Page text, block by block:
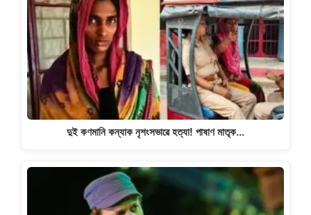
দুই কণমানি কন্যাক নৃশংসভাৱে হত্যা! পাষাণ মাতৃক…